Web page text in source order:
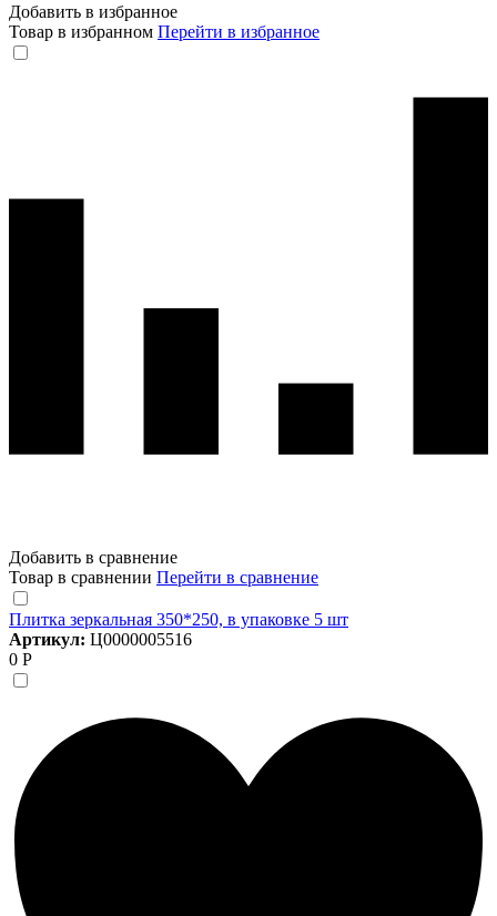
Добавить в избранное
Товар в избранном Перейти в избранное
Добавить в сравнение
Товар в сравнении Перейти в сравнение
Плитка зеркальная 350*250, в упаковке 5 шт
Артикул: Ц0000005516
0 Р